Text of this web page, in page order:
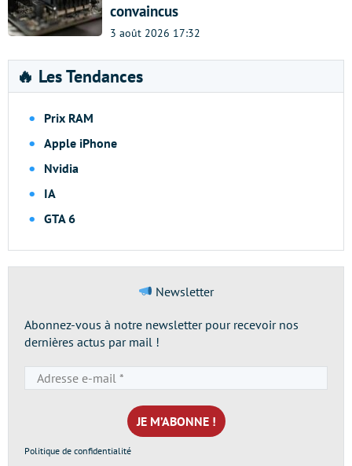
convaincus
3 août 2026 17:32
🔥 Les Tendances
Prix RAM
Apple iPhone
Nvidia
IA
GTA 6
Newsletter
Abonnez-vous à notre newsletter pour recevoir nos
dernières actus par mail !
e-
mail
*
Politique de confidentialité